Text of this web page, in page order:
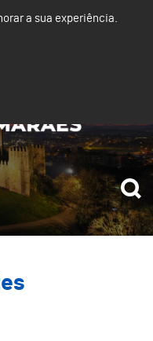
a sua experiência.